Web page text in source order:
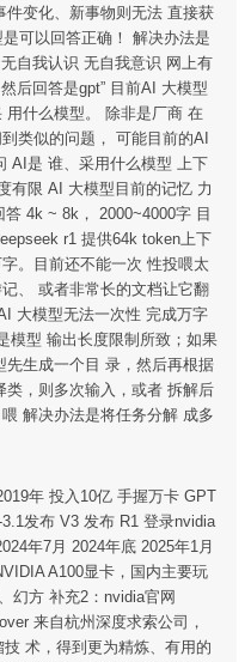
变化、新事物则无法 直接获
可以回答正确！ 解决办法是
自我认识 无自我意识 网上有
后回答是gpt” 目前AI 大模型
用什么模型。 除非是厂商 在
类似的问题， 可能目前的AI
AI是 谁、采用什么模型 上下
有限 AI 大模型目前的记忆 力
4k ~ 8k， 2000~4000字 目
r1 提供64k token上下
。目前还不能一次 性投喂太
、 或者非常长的文档让它翻
大模型无法一次性 完成万字
模型 输出长度限制所致；如果
生成一个目 录，然后再根据
类，则多次输入，或者 拆解后
解决办法是将任务分解 成多
年 投入10亿 手握万卡 GPT
发布 V3 发布 R1 登录nvidia
年7月 2024年底 2025年1月
A100显卡，国内主要玩
幻方 补充2：nvidia官网
来自杭州深度求索公司，
术，得到更为精炼、有用的